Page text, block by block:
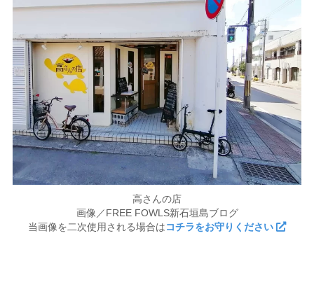
高さんの店
画像／FREE FOWLS新石垣島ブログ
当画像を二次使用される場合はコチラをお守りください